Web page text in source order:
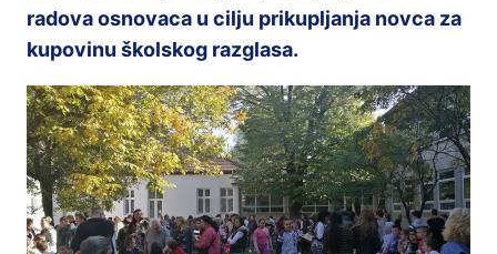
radova osnovaca u cilju prikupljanja novca za
kupovinu školskog razglasa.